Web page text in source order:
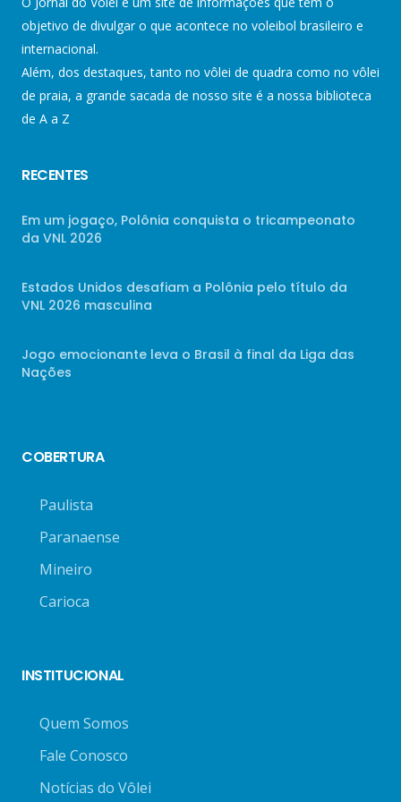
objetivo de divulgar o que acontece no voleibol brasileiro e
internacional.
Além, dos destaques, tanto no vôlei de quadra como no vôlei
de praia, a grande sacada de nosso site é a nossa biblioteca
de A a Z
RECENTES
Em um jogaço, Polônia conquista o tricampeonato
da VNL 2026
Estados Unidos desafiam a Polônia pelo título da
VNL 2026 masculina
Jogo emocionante leva o Brasil à final da Liga das
Nações
COBERTURA
Paulista
Paranaense
Mineiro
Carioca
INSTITUCIONAL
Quem Somos
Fale Conosco
Notícias do Vôlei